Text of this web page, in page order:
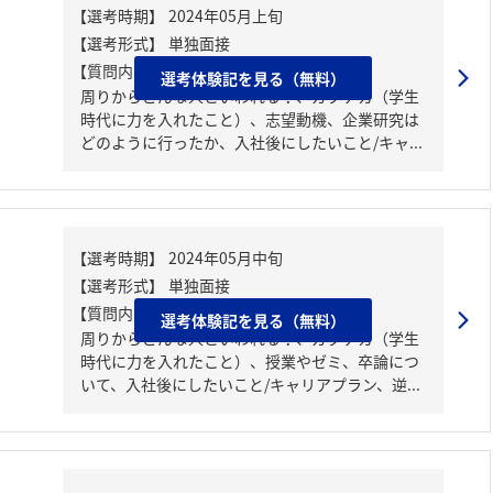
【質問内容・課題】
周りからどんな人といわれる？、ガクチカ（学生
時代に力を入れたこと）、志望動機、企業研究は
どのように行ったか、入社後にしたいこと/キャ...
選考体験記を見る（無料）
【質問内容・課題】
周りからどんな人といわれる？、ガクチカ（学生
時代に力を入れたこと）、授業やゼミ、卒論につ
いて、入社後にしたいこと/キャリアプラン、逆...
選考体験記を見る（無料）